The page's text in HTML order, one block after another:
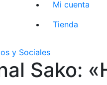
Mi cuenta
Tienda
y Sociales
Sako: